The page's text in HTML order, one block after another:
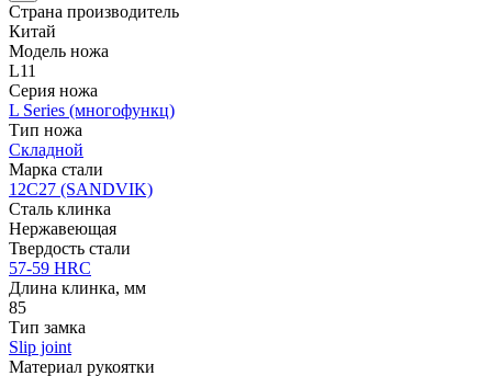
Страна производитель
Китай
Модель ножа
L11
Серия ножа
L Series (многофункц)
Тип ножа
Складной
Марка стали
12C27 (SANDVIK)
Сталь клинка
Нержавеющая
Твердость стали
57-59 HRC
Длина клинка, мм
85
Тип замка
Slip joint
Материал рукоятки